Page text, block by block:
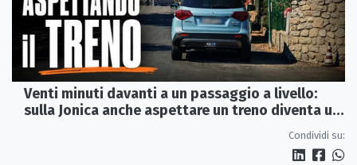
Venti minuti davanti a un passaggio a livello:
sulla Jonica anche aspettare un treno diventa un
Condividi su: